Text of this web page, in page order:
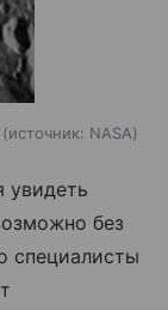
источник: NASA
увидеть
без
специалисты